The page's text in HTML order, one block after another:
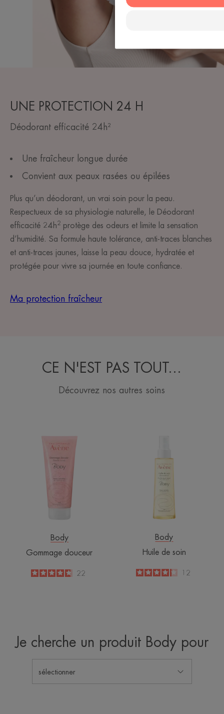
UNE PROTECTION 24 H
Déodorant efficacité 24h²
Une fraîcheur longue durée
Convient aux peaux rasées ou épilées
Plus qu’un déodorant, un vrai soin pour la peau.
Respectueux de sa physiologie naturelle, le Déodorant
efficacité 24h2 protège des odeurs et limite la sensation
d’humidité. Sa formule haute tolérance, anti-traces blanches
et anti-traces jaunes, laisse la peau douce, hydratée et
protégée pour vivre sa journée en toute confiance.
Ma protection fraîcheur
CE N'EST PAS TOUT...
Découvrez nos autres soins
douceur
Body
Gommage douceur
4.7
/
5
22
soin
Body
Huile de soin
4.2
12
Je cherche un produit Body pour
sélectionner